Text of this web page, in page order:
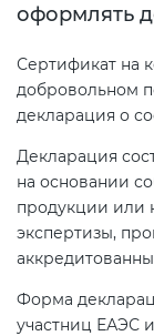
оформлять
Сертификат на
добровольном
декларация о
Декларация
на основании
продукции или
экспертизы,
Форма
участниц ЕАЭС